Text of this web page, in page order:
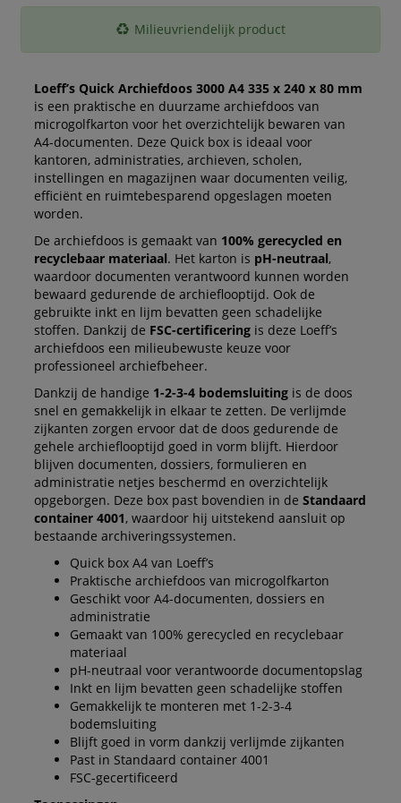
Milieuvriendelijk product
Loeff’s Quick Archiefdoos 3000 A4 335 x 240 x 80 mm
is een praktische en duurzame archiefdoos van
microgolfkarton voor het overzichtelijk bewaren van
A4-documenten. Deze Quick box is ideaal voor
kantoren, administraties, archieven, scholen,
instellingen en magazijnen waar documenten veilig,
efficiënt en ruimtebesparend opgeslagen moeten
worden.
De archiefdoos is gemaakt van 100% gerecycled en
recyclebaar materiaal. Het karton is pH-neutraal,
waardoor documenten verantwoord kunnen worden
bewaard gedurende de archieflooptijd. Ook de
gebruikte inkt en lijm bevatten geen schadelijke
stoffen. Dankzij de FSC-certificeringis deze Loeff’s
archiefdoos een milieubewuste keuze voor
professioneel archiefbeheer.
Dankzij de handige 1-2-3-4 bodemsluitingis de doos
snel en gemakkelijk in elkaar te zetten. De verlijmde
zijkanten zorgen ervoor dat de doos gedurende de
gehele archieflooptijd goed in vorm blijft. Hierdoor
blijven documenten, dossiers, formulieren en
administratie netjes beschermd en overzichtelijk
opgeborgen. Deze box past bovendien in de Standaard
container 4001, waardoor hij uitstekend aansluit op
bestaande archiveringssystemen.
Quick box A4 van Loeff’s
Praktische archiefdoos van microgolfkarton
Geschikt voor A4-documenten, dossiers en
administratie
Gemaakt van 100% gerecycled en recyclebaar
materiaal
pH-neutraal voor verantwoorde documentopslag
Inkt en lijm bevatten geen schadelijke stoffen
Gemakkelijk te monteren met 1-2-3-4
bodemsluiting
Blijft goed in vorm dankzij verlijmde zijkanten
Past in Standaard container 4001
FSC-gecertificeerd